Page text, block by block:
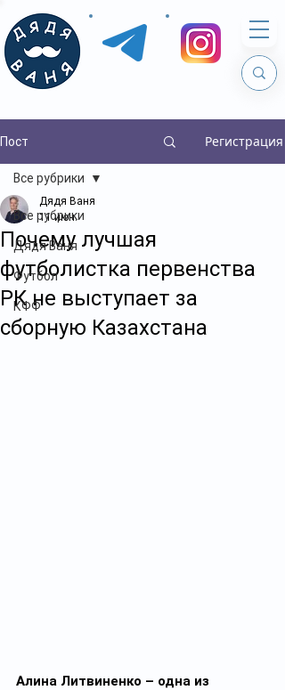
Пост Регистрация
Все рубрики
Дядя Ваня
Футбол
КФФ
Все рубрики
Почему лучшая
футболистка первенства
РК не выступает за
сборную Казахстана
Дядя Ваня
11 июн.
Алина Литвиненко – одна из